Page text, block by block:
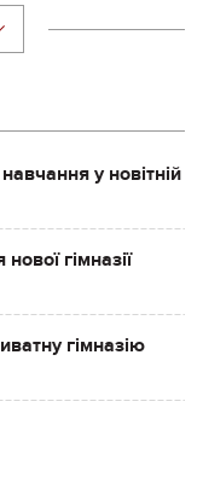
у новітній
гімназії
гімназію